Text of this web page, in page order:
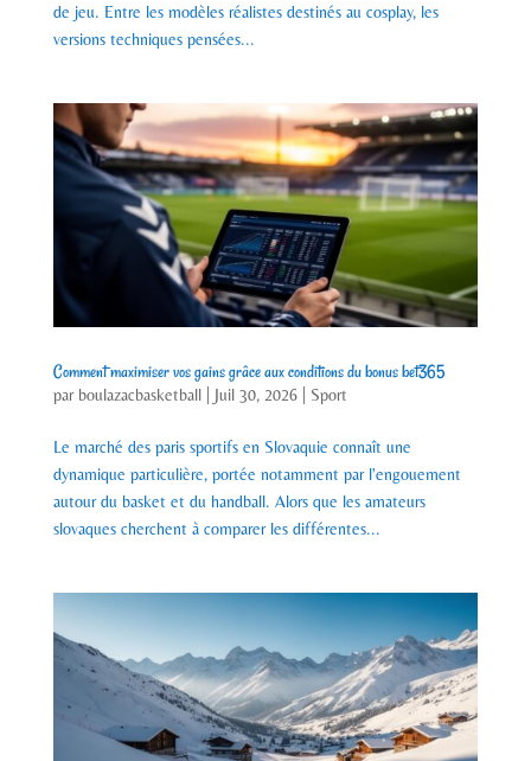
de jeu. Entre les modèles réalistes destinés au cosplay, les
versions techniques pensées...
Comment maximiser vos gains grâce aux conditions du bonus bet365
par boulazacbasketball| Juil 30, 2026| Sport
Le marché des paris sportifs en Slovaquie connaît une
dynamique particulière, portée notamment par l'engouement
autour du basket et du handball. Alors que les amateurs
slovaques cherchent à comparer les différentes...